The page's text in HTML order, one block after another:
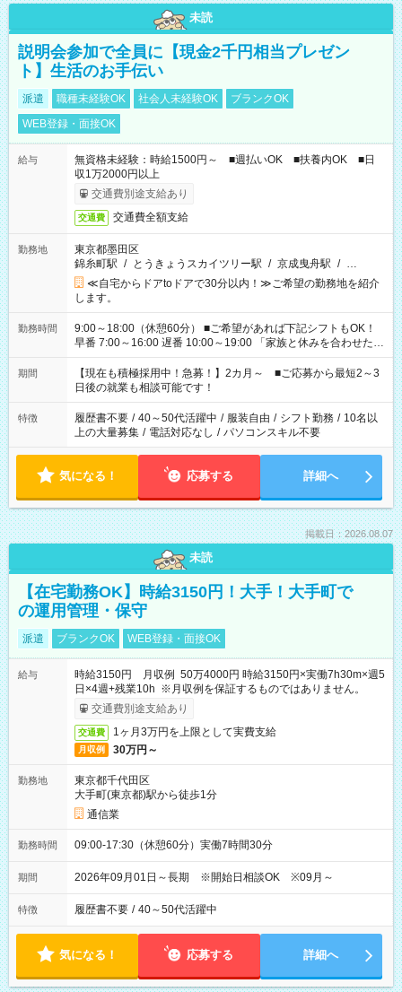
未読
説明会参加で全員に【現金2千円相当プレゼン
ト】生活のお手伝い
派遣 職種未経験OK 社会人未経験OK
ブランクOK
WEB登録・面接OK
給与
無資格未経験：時給1500円～ ■週払いOK ■扶養内OK ■日
収1万2000円以上
交通費別途支給あり
交通費 交通費全額支給
勤務地
東京都墨田区
錦糸町駅 / とうきょうスカイツリー駅 / 京成曳舟駅 / …
≪自宅からドアtoドアで30分以内！≫ご希望の勤務地を紹介
します。
勤務時間
9:00～18:00（休憩60分） ■ご希望があれば下記シフトもOK！
早番 7:00～16:00 遅番 10:00～19:00 「家族と休みを合わせた
い」 「余裕を持って夕飯の準備がしたい」 「できれば残業はし
たくない」 など、ご希望を教えてくださいね。 ※Wワーク希望
の方へ 今ご覧のお仕事で希望する勤務時間と、もう1つのお仕事
の勤務時間。 合計で週40時間を超える場合は応募できません。
期間
【現在も積極採用中！急募！】2カ月～ ■ご応募から最短2～3
日後の就業も相談可能です！
特徴 履歴書不要 / 40～50代活躍中 / 服装自由 / シフト勤務 / 10名以
上の大量募集 / 電話対応なし / パソコンスキル不要
気になる！ 応募する 詳細へ
掲載日：2026.08.07
未読
【在宅勤務OK】時給3150円！大手！大手町で
の運用管理・保守
派遣 ブランクOK WEB登録・面接OK
給与
時給3150円 月収例 50万4000円 時給3150円×実働7h30m×週5
日×4週+残業10h ※月収例を保証するものではありません。
交通費別途支給あり
交通費 1ヶ月3万円を上限として実費支給
月収例 30万円～
勤務地
東京都千代田区
大手町(東京都)駅から徒歩1分
通信業
勤務時間 09:00-17:30（休憩60分）実働7時間30分
期間 2026年09月01日～長期 ※開始日相談OK ※09月～
特徴 履歴書不要 / 40～50代活躍中
気になる！ 応募する 詳細へ